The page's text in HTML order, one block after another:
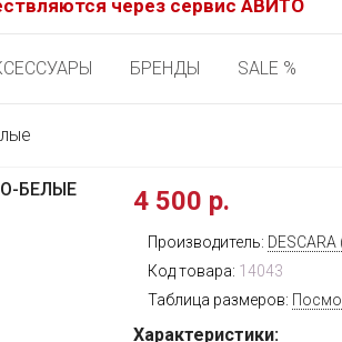
через сервис АВИТО
БРЕНДЫ SALE %
БЕЛЫЕ 4 500 р.
Производитель:
Код товара: 14043
Таблица размеров:
Характеристики: